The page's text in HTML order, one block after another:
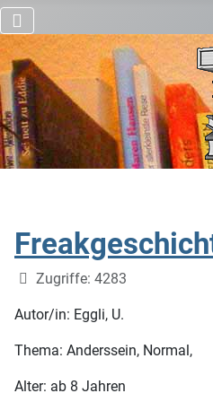
Details
Zugriffe: 4283
Autor/in: Eggli, U.
Thema: Anderssein, Normal,
Alter: ab 8 Jahren